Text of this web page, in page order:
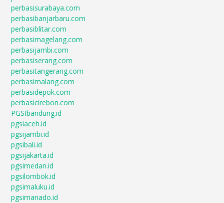
perbasisurabaya.com
perbasibanjarbaru.com
perbasiblitar.com
perbasimagelang.com
perbasijambi.com
perbasiserang.com
perbasitangerang.com
perbasimalang.com
perbasidepok.com
perbasicirebon.com
PGSIbandung.id
pgsiaceh.id
pgsijambi.id
pgsibali.id
pgsijakarta.id
pgsimedan.id
pgsilombok.id
pgsimaluku.id
pgsimanado.id